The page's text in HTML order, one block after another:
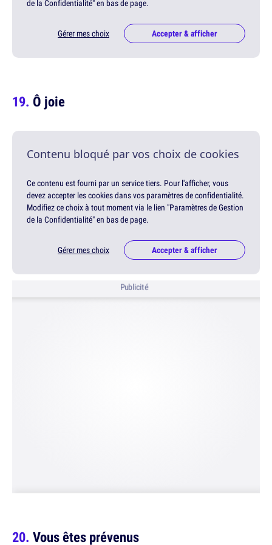
de la Confidentialité" en bas de page.
Gérer mes choix Accepter & afficher
Ô joie
Contenu bloqué par vos choix de cookies
Ce contenu est fourni par un service tiers. Pour l'afficher, vous
devez accepter les cookies dans vos paramètres de confidentialité.
Modifiez ce choix à tout moment via le lien "Paramètres de Gestion
de la Confidentialité" en bas de page.
Gérer mes choix Accepter & afficher
Publicité
Vous êtes prévenus